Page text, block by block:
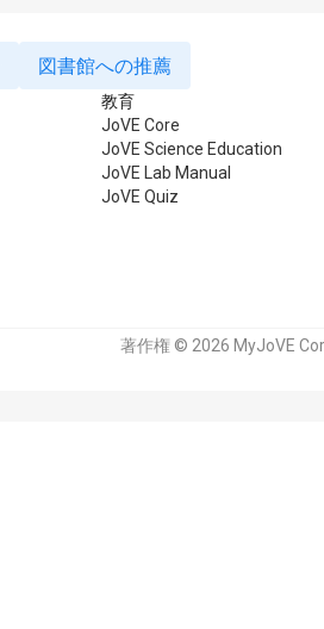
図書館への推薦
教育
JoVE Core
JoVE Science Education
JoVE Lab Manual
JoVE Quiz
著作権 © 2026 MyJoVE